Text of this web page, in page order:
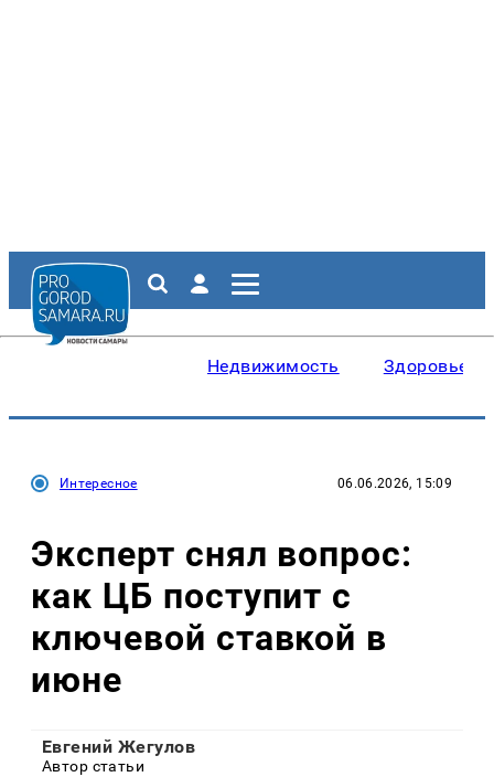
Недвижимость Здоровье
Интересное 06.06.2026, 15:09
Эксперт снял вопрос:
как ЦБ поступит с
ключевой ставкой в
июне
Евгений Жегулов
Автор статьи